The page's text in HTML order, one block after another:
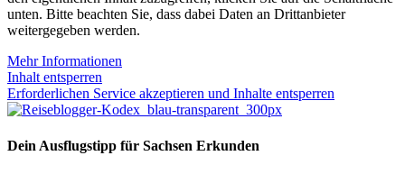
unten. Bitte beachten Sie, dass dabei Daten an Drittanbieter
weitergegeben werden.
Mehr Informationen
Inhalt entsperren
Erforderlichen Service akzeptieren und Inhalte entsperren
Dein Ausflugstipp für Sachsen Erkunden